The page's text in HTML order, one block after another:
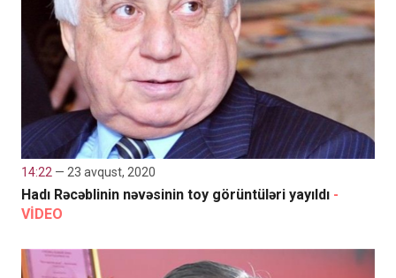
14:22 — 23 avqust, 2020
Hadı Rəcəblinin nəvəsinin toy görüntüləri yayıldı -
VİDEO